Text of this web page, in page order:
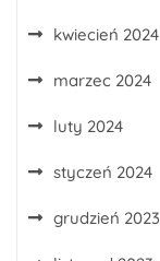
kwiecień 2024
marzec 2024
luty 2024
styczeń 2024
grudzień 2023